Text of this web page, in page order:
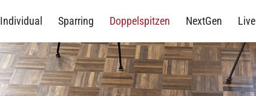
Individual Sparring Doppelspitzen NextGen Live